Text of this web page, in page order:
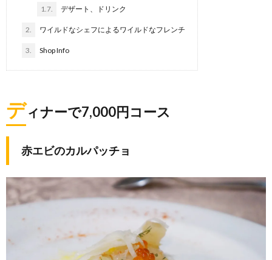
1.7. デザート、ドリンク
2. ワイルドなシェフによるワイルドなフレンチ
3. Shop Info
ディナーで7,000円コース
赤エビのカルパッチョ